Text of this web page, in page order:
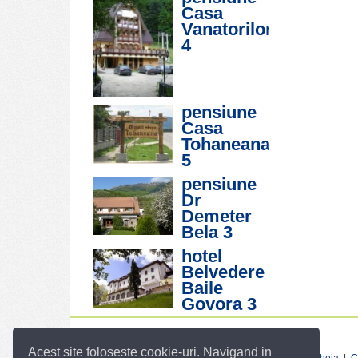
Acest site foloseste cookie-uri. Navigand in
Casa
Vanatorilor
4
pensiune
Casa
Tohaneana
5
pensiune
Dr
Demeter
Bela 3
hotel
Belvedere
Baile
Govora 3